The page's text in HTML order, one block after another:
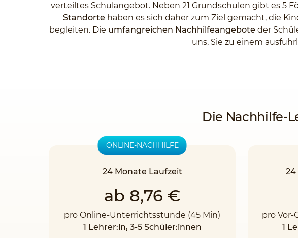
verteiltes Schulangebot. Neben 21 Grundschulen gibt es 5
Standorte haben es sich daher zum Ziel gemacht, die
begleiten. Die umfangreichen Nachhilfeangebote der
uns, Sie zu einem
Die Nachhilfe-
24
pro
1
ONLINE-NACHHILFE
24 Monate Laufzeit
ab 8,76 €
pro Online-Unterrichtsstunde (45 Min)
1 Lehrer:in, 3-5 Schüler:innen